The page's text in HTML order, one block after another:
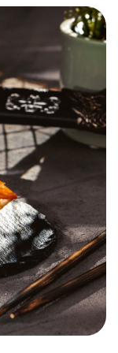
როლები
ვეგეტარიანული
მენიუ
მაკები
სასმელები